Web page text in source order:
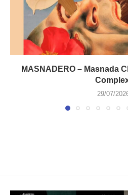
MASNADERO – Masnada
29/07/